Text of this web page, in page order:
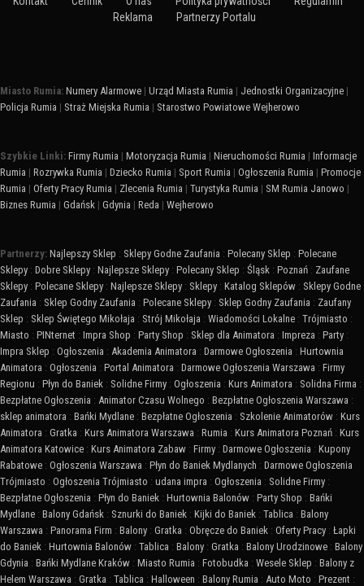
Reklama
Partnerzy Portalu
Miasto Rumia: Numery Alarmowe | Urząd Miasta Rumia | Jednostki Organizacyjne |
Policja Rumia | Straż Miejska Rumia | Starostwo Powiatowe Wejherowo
Szybkie Linki: Firmy Rumia | Motoryzacja Rumia | Nieruchomości Rumia | Informacje
Rumia | Rozrywka Rumia | Dziecko Rumia | Sport Rumia | Ogłoszenia Rumia | Promocje
Rumia | Oferty Pracy Rumia | Zlecenia Rumia | Turystyka Rumia | SM Rumia Janowo |
Biznes Rumia | Gdańsk | Gdynia | Reda | Wejherowo
Partnerzy: Najlepszy Sklep : Sklepy Godne Zaufania : Polecany Sklep : Polecane
Sklepy : Dobre Sklepy : Najlepsze Sklepy : Polecany Sklep : Śląsk : Poznań : Zaufane
Sklepy : Polecane Sklepy : Najlepsze Sklepy : Sklepy : Katalog Sklepów : Sklepy Godne
Zaufania : Sklep Godny Zaufania : Polecane Sklepy : Sklep Godny Zaufania : Zaufany
Sklep : Sklep Świętego Mikołaja : Strój Mikołaja : Wiadomości Lokalne : Trójmiasto :
Miasto : PINternet : Impra Shop : Party Shop : Sklep dla Animatora : Impreza : Party :
Impra Sklep : Ogłoszenia : Akademia Animatora : Darmowe Ogłoszenia : Hurtownia
Animatora : Ogłoszenia : Portal Animatora : Darmowe Ogłoszenia Warszawa : Firmy
Regionu : Płyn do Baniek : Solidne Firmy : Ogłoszenia : Kurs Animatora : Solidna Firma :
Bezpłatne Ogłoszenia : Animator Czasu Wolnego : Bezpłatne Ogłoszenia Warszawa :
sklep animatora : Bańki Mydlane : Bezpłatne Ogłoszenia : Szkolenie Animatorów : Kurs
Animatora : Gratka : Kurs Animatora Warszawa : Rumia : Kurs Animatora Poznań : Kurs
Animatora Katowice : Kurs Animatora Zabaw : Firmy : Darmowe Ogłoszenia : Kupony
Rabatowe : Ogłoszenia Warszawa : Płyn do Baniek Mydlanych : Darmowe Ogłoszenia
Trójmiasto : Ogłoszenia Trójmiasto : udana impra : Ogłoszenia : Solidne Firmy :
Bezpłatne Ogłoszenia : Płyn do Baniek : Hurtownia Balonów : Party Shop : Bańki
Mydlane : Balony Gdańsk : Sznurki do Baniek : Kijki do Baniek : Tablica : Balony
Warszawa : Panorama Firm : Balony : Gratka : Obręcze do Baniek : Oferty Pracy : Łapki
do Baniek : Hurtownia Balonów : Tablica : Balony : Gratka : Balony Urodzinowe : Balony
Gdynia : Bańki Mydlane Kraków : Miasto Rumia : Fotobudka : Wesele Sklep : Balony z
Helem Warszawa : Gratka : Tablica : Halloween : Balony Rumia : Auto Moto : Prezent :